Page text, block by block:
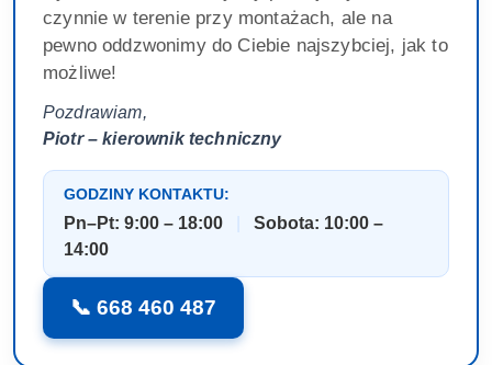
czynnie w terenie przy montażach, ale na
pewno oddzwonimy do Ciebie najszybciej, jak to
możliwe!
Pozdrawiam,
Piotr – kierownik techniczny
GODZINY KONTAKTU:
Pn–Pt: 9:00 – 18:00
Sobota: 10:00 –
14:00
📞 668 460 487